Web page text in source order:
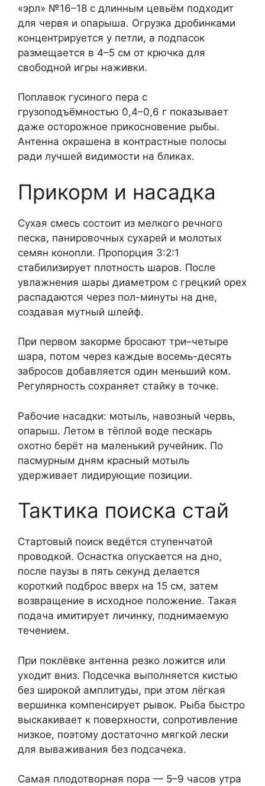
«эрл» №16–18 с длинным цевьём подходит
для червя и опарыша. Огрузка дробинками
концентрируется у петли, а подпасок
размещается в 4–5 см от крючка для
свободной игры наживки.
Поплавок гусиного пера с
грузоподъёмностью 0,4–0,6 г показывает
даже осторожное прикосновение рыбы.
Антенна окрашена в контрастные полосы
ради лучшей видимости на бликах.
Прикорм и насадка
Сухая смесь состоит из мелкого речного
песка, панировочных сухарей и молотых
семян конопли. Пропорция 3:2:1
стабилизирует плотность шаров. После
увлажнения шары диаметром с грецкий орех
распадаются через пол-минуты на дне,
создавая мутный шлейф.
При первом закорме бросают три–четыре
шара, потом через каждые восемь-десять
забросов добавляется один меньший ком.
Регулярность сохраняет стайку в точке.
Рабочие насадки: мотыль, навозный червь,
опарыш. Летом в тёплой воде пескарь
охотно берёт на маленький ручейник. По
пасмурным дням красный мотыль
удерживает лидирующие позиции.
Тактика поиска стай
Стартовый поиск ведётся ступенчатой
проводкой. Оснастка опускается на дно,
после паузы в пять секунд делается
короткий подброс вверх на 15 см, затем
возвращение в исходное положение. Такая
подача имитирует личинку, поднимаемую
течением.
При поклёвке антенна резко ложится или
уходит вниз. Подсечка выполняется кистью
без широкой амплитуды, при этом лёгкая
вершинка компенсирует рывок. Рыба быстро
выскакивает к поверхности, сопротивление
низкое, поэтому достаточно мягкой лески
для вываживания без подсачека.
Самая плодотворная пора — 5–9 часов утра